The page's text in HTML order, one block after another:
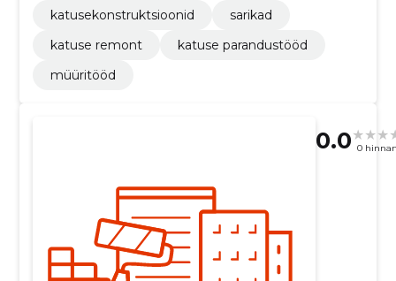
katusekonstruktsioonid
sarikad
katuse remont
katuse parandustööd
müüritööd
0.0 0